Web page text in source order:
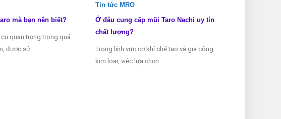
mà bạn nên biết?
quan trọng trong quá
được sử…
Tin tức MRO
Ở đâu cung cấp mũi Taro Nachi uy tín
chất lượng?
Trong lĩnh vực cơ khí chế tạo và gia công
kim loại, việc lựa chọn…